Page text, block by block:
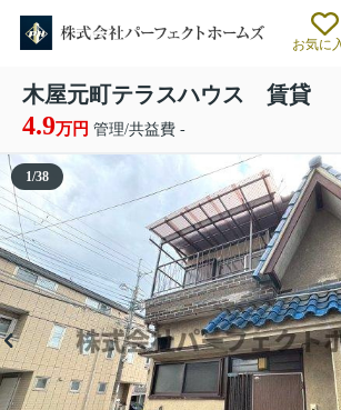
お気に
木屋元町テラスハウス 賃貸
4.9万円 管理/共益費 -
1/38